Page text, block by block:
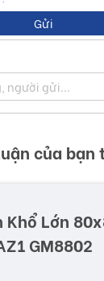
Gửi
của bạn
Khổ Lớn
GM8802